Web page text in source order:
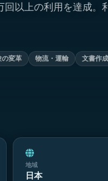
回以上の利用を達成。
の変革 物流・運輸 文書作
地域
日本